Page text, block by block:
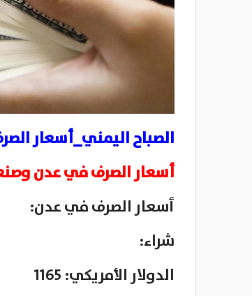
الصباح اليمني_أسعار
أسعار الصرف في عدن وصنعاء،
ٲسعار الصرف في عدن:
شراء:
الدولار الأمريكي: 1165